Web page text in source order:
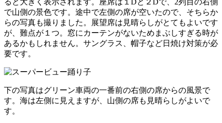
ると大きく表示されます。座席は１Dと２Dで、2列目の右側
で山側の景色です。途中で左側の席が空いたので、そちらか
らの写真も撮りました。展望席は見晴らしがとてもよいです
が、難点が１つ。窓にカーテンがないためまぶしすぎる時が
あるかもしれません。サングラス、帽子など日焼け対策が必
要です。
下の写真はグリーン車両の一番前の右側の席からの風景で
す。海は左側に見えますが、山側の席も見晴らしがよいで
す。